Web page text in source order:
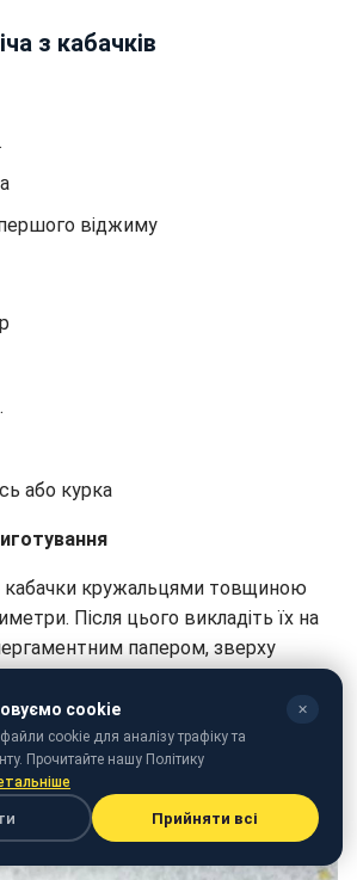
з кабачків
віджиму
або курка
кабачки кружальцями товщиною
Після цього викладіть їх на
папером, зверху
та випікайте 15 хвилин
та додайте начинку -
помідор, авокадо до лосось.
cookie ✕
cookie для аналізу трафіку та
Прочитайте нашу Політику
Прийняти всі